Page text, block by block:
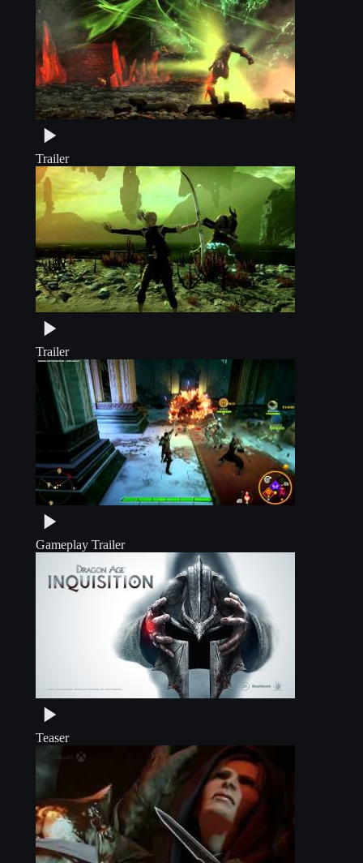
Trailer
Trailer
Gameplay Trailer
Teaser